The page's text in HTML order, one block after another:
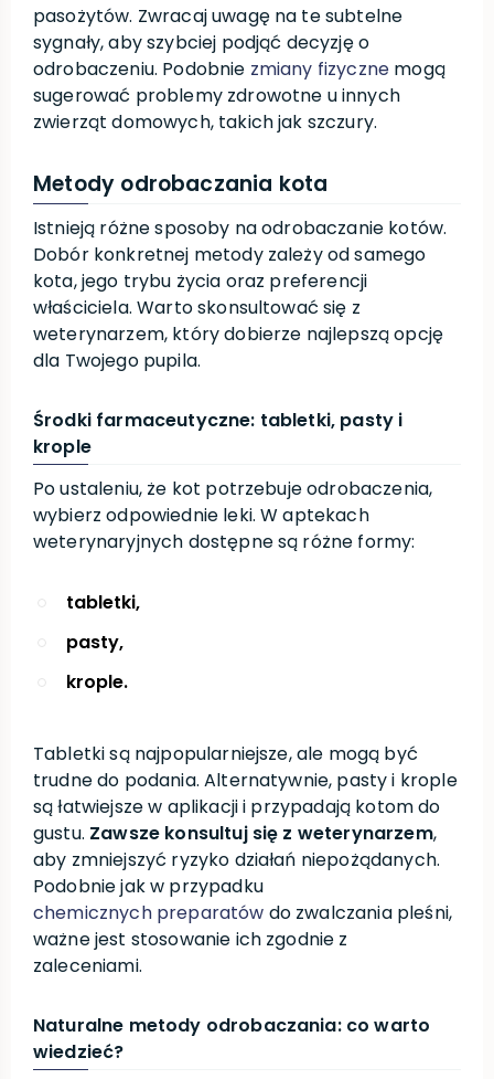
pasożytów. Zwracaj uwagę na te subtelne
sygnały, aby szybciej podjąć decyzję o
odrobaczeniu. Podobnie zmiany fizyczne mogą
sugerować problemy zdrowotne u innych
zwierząt domowych, takich jak szczury.
Metody odrobaczania kota
Istnieją różne sposoby na odrobaczanie kotów.
Dobór konkretnej metody zależy od samego
kota, jego trybu życia oraz preferencji
właściciela. Warto skonsultować się z
weterynarzem, który dobierze najlepszą opcję
dla Twojego pupila.
Środki farmaceutyczne: tabletki, pasty i
krople
Po ustaleniu, że kot potrzebuje odrobaczenia,
wybierz odpowiednie leki. W aptekach
weterynaryjnych dostępne są różne formy:
tabletki,
pasty,
krople.
Tabletki są najpopularniejsze, ale mogą być
trudne do podania. Alternatywnie, pasty i krople
są łatwiejsze w aplikacji i przypadają kotom do
gustu. Zawsze konsultuj się z weterynarzem,
aby zmniejszyć ryzyko działań niepożądanych.
Podobnie jak w przypadku
chemicznych preparatów do zwalczania pleśni,
ważne jest stosowanie ich zgodnie z
zaleceniami.
Naturalne metody odrobaczania: co warto
wiedzieć?